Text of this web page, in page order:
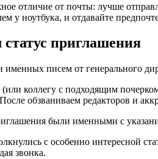
отличие от почты: лучше
у ноутбука, и отдавайте
приглашения
именных писем от генерального
коллегу с подходящим
обзваниваем редакторов и
были именными с
с особенно интересной
звонка.